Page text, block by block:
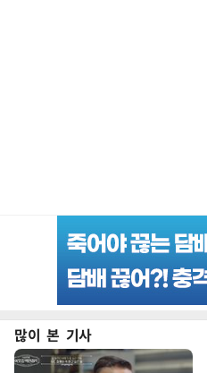
많이 본 기사